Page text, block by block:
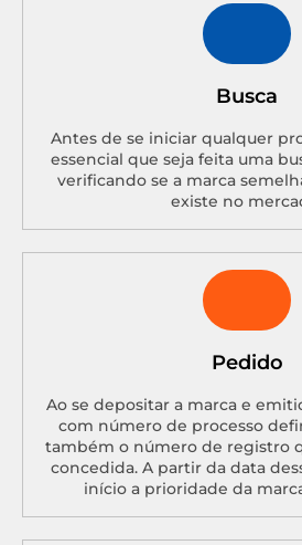
Busca
Antes de se iniciar qualquer
essencial que seja feita uma
verificando se a marca
existe no
Pedido
Ao se depositar a marca e
com número de processo
também o número de registro
concedida. A partir da data
início a prioridade da